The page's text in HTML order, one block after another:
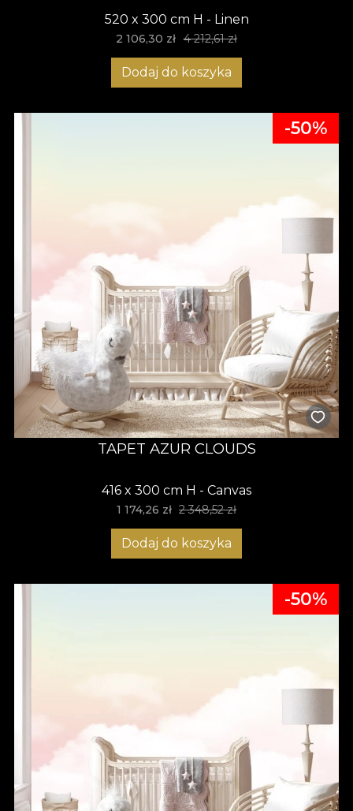
520 x 300 cm H - Linen
2 106,30 zł 4 212,61 zł
Dodaj do koszyka
-50%
TAPET AZUR CLOUDS
416 x 300 cm H - Canvas
1 174,26 zł 2 348,52 zł
Dodaj do koszyka
-50%